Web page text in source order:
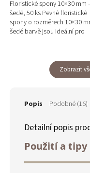
Floristické spony 10×30 mm
šedé, 50 ks Pevné floristické
spony o rozměrech 10×30
šedé barvě jsou ideální pro
Zobrazit
Popis Podobné (16)
Detailní popis
Použití a tipy